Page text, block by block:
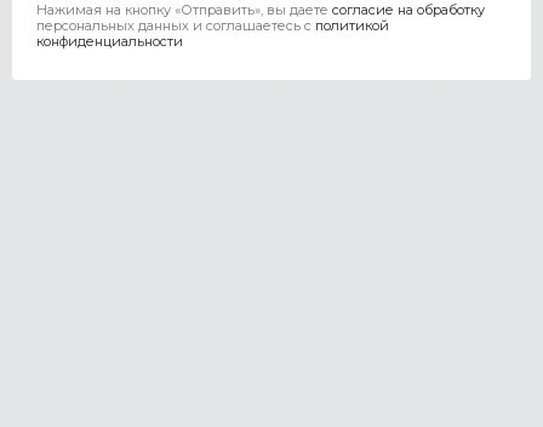
Нажимая на кнопку «Отправить», вы даете согласие на обработку
персональных данных и соглашаетесь c политикой
конфиденциальности